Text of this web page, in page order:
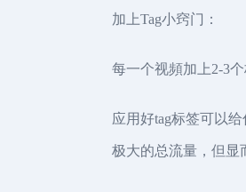
加上Tag小窍门：
每一个视頻加上2-3
应用好tag标签可以
极大的总流量，但显